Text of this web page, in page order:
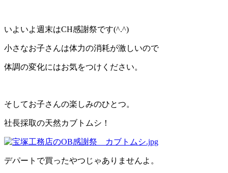
いよいよ週末はCH感謝祭です(^.^)
小さなお子さんは体力の消耗が激しいので
体調の変化にはお気をつけください。
そしてお子さんの楽しみのひとつ。
社長採取の天然カブトムシ！
デパートで買ったやつじゃありませんよ。